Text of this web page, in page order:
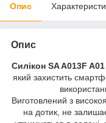
Опис
Опис
Силікон SA A013F
який захистить
Виготовлений з
на дотик, не